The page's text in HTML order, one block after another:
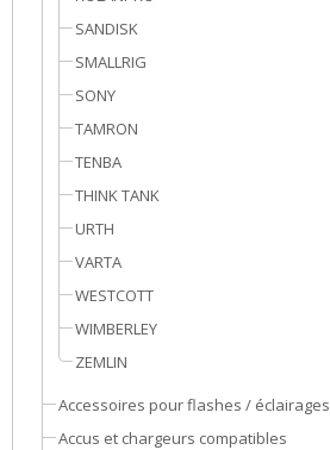
SANDISK
SMALLRIG
SONY
TAMRON
TENBA
THINK TANK
URTH
VARTA
WESTCOTT
WIMBERLEY
ZEMLIN
Accessoires pour flashes / éclairages
Accus et chargeurs compatibles